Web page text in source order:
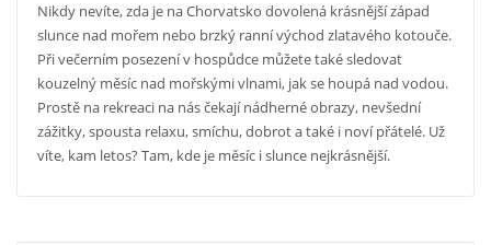
Nikdy nevíte, zda je na Chorvatsko dovolená krásnější západ
slunce nad mořem nebo brzký ranní východ zlatavého kotouče.
Při večerním posezení v hospůdce můžete také sledovat
kouzelný měsíc nad mořskými vlnami, jak se houpá nad vodou.
Prostě na rekreaci na nás čekají nádherné obrazy, nevšední
zážitky, spousta relaxu, smíchu, dobrot a také i noví přátelé. Už
víte, kam letos? Tam, kde je měsíc i slunce nejkrásnější.